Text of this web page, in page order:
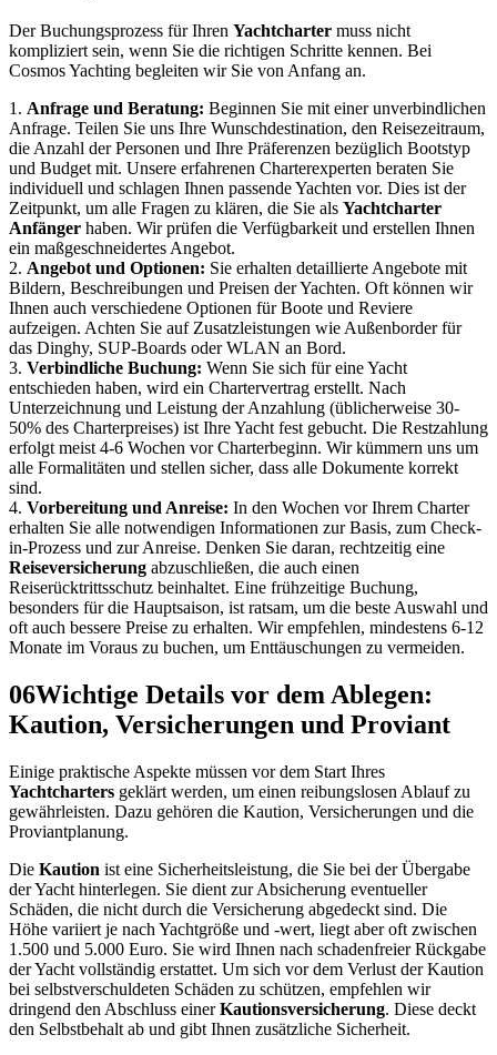
Der Buchungsprozess für Ihren Yachtcharter muss nicht
kompliziert sein, wenn Sie die richtigen Schritte kennen. Bei
Cosmos Yachting begleiten wir Sie von Anfang an.
1. Anfrage und Beratung: Beginnen Sie mit einer unverbindlichen
Anfrage. Teilen Sie uns Ihre Wunschdestination, den Reisezeitraum,
die Anzahl der Personen und Ihre Präferenzen bezüglich Bootstyp
und Budget mit. Unsere erfahrenen Charterexperten beraten Sie
individuell und schlagen Ihnen passende Yachten vor. Dies ist der
Zeitpunkt, um alle Fragen zu klären, die Sie als Yachtcharter
Anfänger haben. Wir prüfen die Verfügbarkeit und erstellen Ihnen
ein maßgeschneidertes Angebot.
2. Angebot und Optionen: Sie erhalten detaillierte Angebote mit
Bildern, Beschreibungen und Preisen der Yachten. Oft können wir
Ihnen auch verschiedene Optionen für Boote und Reviere
aufzeigen. Achten Sie auf Zusatzleistungen wie Außenborder für
das Dinghy, SUP-Boards oder WLAN an Bord.
3. Verbindliche Buchung: Wenn Sie sich für eine Yacht
entschieden haben, wird ein Chartervertrag erstellt. Nach
Unterzeichnung und Leistung der Anzahlung (üblicherweise 30-
50% des Charterpreises) ist Ihre Yacht fest gebucht. Die Restzahlung
erfolgt meist 4-6 Wochen vor Charterbeginn. Wir kümmern uns um
alle Formalitäten und stellen sicher, dass alle Dokumente korrekt
sind.
4. Vorbereitung und Anreise: In den Wochen vor Ihrem Charter
erhalten Sie alle notwendigen Informationen zur Basis, zum Check-
in-Prozess und zur Anreise. Denken Sie daran, rechtzeitig eine
Reiseversicherung abzuschließen, die auch einen
Reiserücktrittsschutz beinhaltet. Eine frühzeitige Buchung,
besonders für die Hauptsaison, ist ratsam, um die beste Auswahl und
oft auch bessere Preise zu erhalten. Wir empfehlen, mindestens 6-12
Monate im Voraus zu buchen, um Enttäuschungen zu vermeiden.
06Wichtige Details vor dem Ablegen:
Kaution, Versicherungen und Proviant
Einige praktische Aspekte müssen vor dem Start Ihres
Yachtcharters geklärt werden, um einen reibungslosen Ablauf zu
gewährleisten. Dazu gehören die Kaution, Versicherungen und die
Proviantplanung.
Die Kaution ist eine Sicherheitsleistung, die Sie bei der Übergabe
der Yacht hinterlegen. Sie dient zur Absicherung eventueller
Schäden, die nicht durch die Versicherung abgedeckt sind. Die
Höhe variiert je nach Yachtgröße und -wert, liegt aber oft zwischen
1.500 und 5.000 Euro. Sie wird Ihnen nach schadenfreier Rückgabe
der Yacht vollständig erstattet. Um sich vor dem Verlust der Kaution
bei selbstverschuldeten Schäden zu schützen, empfehlen wir
dringend den Abschluss einerKautionsversicherung. Diese deckt
den Selbstbehalt ab und gibt Ihnen zusätzliche Sicherheit.